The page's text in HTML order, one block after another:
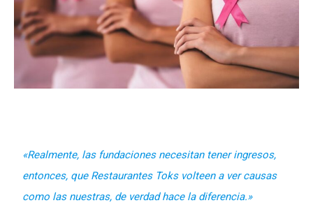
«Realmente, las fundaciones necesitan tener ingresos,
entonces, que Restaurantes Toks volteen a ver causas
como las nuestras, de verdad hace la diferencia.»